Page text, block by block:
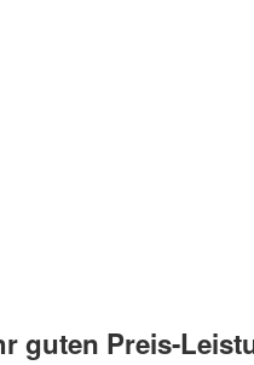
guten Preis-